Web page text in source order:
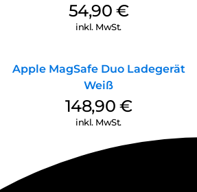
54,90 €
inkl. MwSt.
Apple MagSafe Duo Ladegerät
Weiß
148,90 €
inkl. MwSt.